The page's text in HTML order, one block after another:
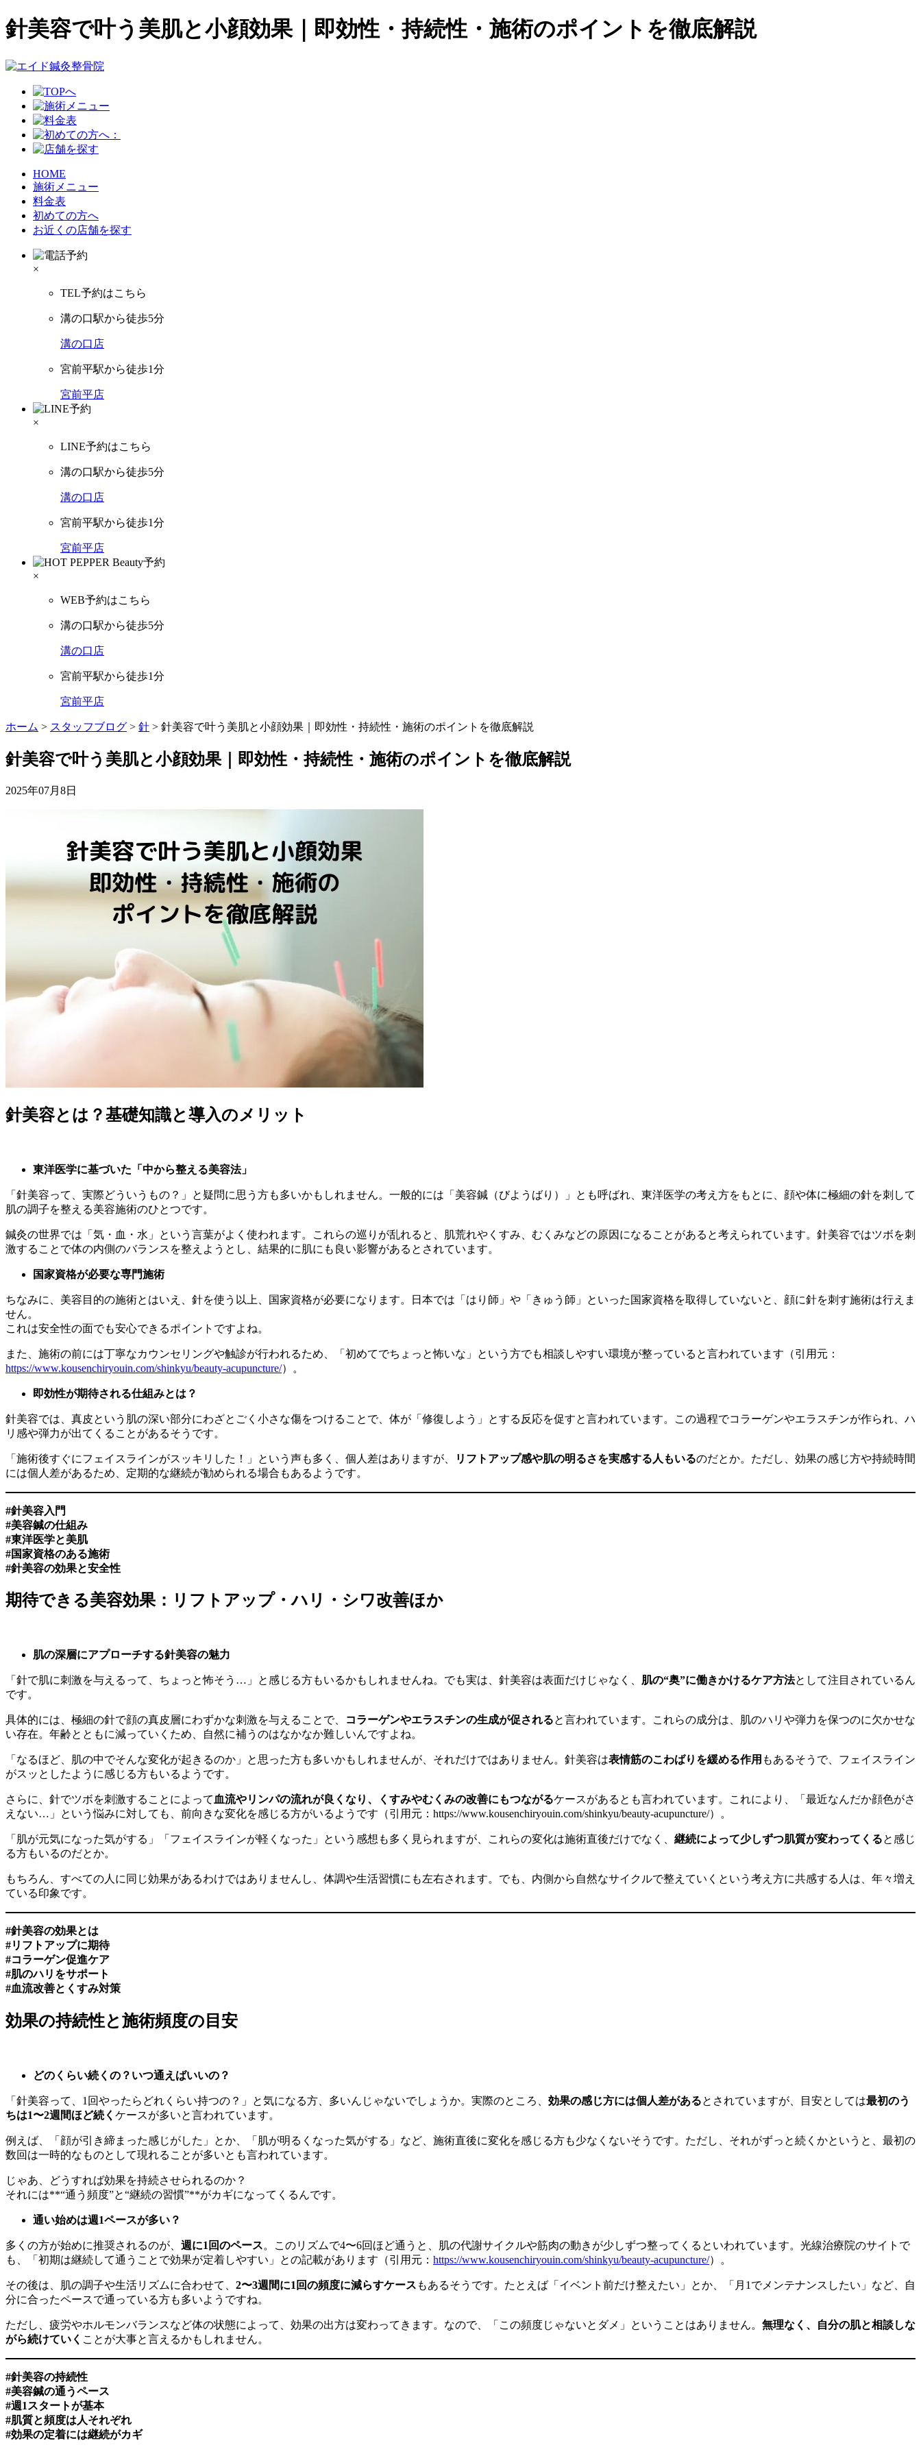
針美容で叶う美肌と小顔効果｜即効性・持続性・施術のポイントを徹底解説
HOME
施術メニュー
料金表
初めての方へ
お近くの店舗を探す
×
TEL予約はこちら
溝の口駅から徒歩5分
溝の口店
宮前平駅から徒歩1分
宮前平店
×
LINE予約はこちら
溝の口駅から徒歩5分
溝の口店
宮前平駅から徒歩1分
宮前平店
×
WEB予約はこちら
溝の口駅から徒歩5分
溝の口店
宮前平駅から徒歩1分
宮前平店
ホーム > スタッフブログ > 針 > 針美容で叶う美肌と小顔効果｜即効性・持続性・施術のポイントを徹底解説
針美容で叶う美肌と小顔効果｜即効性・持続性・施術のポイントを徹底解説
2025年07月8日
針美容とは？基礎知識と導入のメリット
東洋医学に基づいた「中から整える美容法」
「針美容って、実際どういうもの？」と疑問に思う方も多いかもしれません。一般的には「美容鍼（びようばり）」とも呼ばれ、東洋医学の考え方をもとに、顔や体に極細の針を刺して
肌の調子を整える美容施術のひとつです。
鍼灸の世界では「気・血・水」という言葉がよく使われます。これらの巡りが乱れると、肌荒れやくすみ、むくみなどの原因になることがあると考えられています。針美容ではツボを刺
激することで体の内側のバランスを整えようとし、結果的に肌にも良い影響があるとされています。
国家資格が必要な専門施術
ちなみに、美容目的の施術とはいえ、針を使う以上、国家資格が必要になります。日本では「はり師」や「きゅう師」といった国家資格を取得していないと、顔に針を刺す施術は行えま
せん。
これは安全性の面でも安心できるポイントですよね。
また、施術の前には丁寧なカウンセリングや触診が行われるため、「初めてでちょっと怖いな」という方でも相談しやすい環境が整っていると言われています（引用元：
https://www.kousenchiryouin.com/shinkyu/beauty-acupuncture/）。
即効性が期待される仕組みとは？
針美容では、真皮という肌の深い部分にわざとごく小さな傷をつけることで、体が「修復しよう」とする反応を促すと言われています。この過程でコラーゲンやエラスチンが作られ、ハ
リ感や弾力が出てくることがあるそうです。
「施術後すぐにフェイスラインがスッキリした！」という声も多く、個人差はありますが、 リフトアップ感や肌の明るさを実感する人もいるのだとか。ただし、効果の感じ方や持続時間
には個人差があるため、定期的な継続が勧められる場合もあるようです。
#針美容入門
#美容鍼の仕組み
#東洋医学と美肌
#国家資格のある施術
#針美容の効果と安全性
期待できる美容効果：リフトアップ・ハリ・シワ改善ほか
肌の深層にアプローチする針美容の魅力
「針で肌に刺激を与えるって、ちょっと怖そう…」と感じる方もいるかもしれませんね。でも実は、針美容は表面だけじゃなく、 肌の“奥”に働きかけるケア方法として注目されているん
です。
具体的には、極細の針で顔の真皮層にわずかな刺激を与えることで、 コラーゲンやエラスチンの生成が促されると言われています。これらの成分は、肌のハリや弾力を保つのに欠かせな
い存在。年齢とともに減っていくため、自然に補うのはなかなか難しいんですよね。
「なるほど、肌の中でそんな変化が起きるのか」と思った方も多いかもしれませんが、それだけではありません。針美容は表情筋のこわばりを緩める作用 もあるそうで、フェイスライン
がスッとしたように感じる方もいるようです。
さらに、針でツボを刺激することによって 血流やリンパの流れが良くなり、くすみやむくみの改善にもつながるケースがあるとも言われています。これにより、「最近なんだか顔色がさ
えない…」という悩みに対しても、前向きな変化を感じる方がいるようです（引用元： https://www.kousenchiryouin.com/shinkyu/beauty-acupuncture/）。
「肌が元気になった気がする」「フェイスラインが軽くなった」という感想も多く見られますが、これらの変化は施術直後だけでなく、 継続によって少しずつ肌質が変わってくると感じ
る方もいるのだとか。
もちろん、すべての人に同じ効果があるわけではありませんし、体調や生活習慣にも左右されます。でも、内側から自然なサイクルで整えていくという考え方に共感する人は、年々増え
ている印象です。
#針美容の効果とは
#リフトアップに期待
#コラーゲン促進ケア
#肌のハリをサポート
#血流改善とくすみ対策
効果の持続性と施術頻度の目安
どのくらい続くの？いつ通えばいいの？
「針美容って、1回やったらどれくらい持つの？」と気になる方、多いんじゃないでしょうか。実際のところ、 効果の感じ方には個人差があるとされていますが、目安としては最初のう
ちは1〜2週間ほど続く ケースが多いと言われています。
例えば、「顔が引き締まった感じがした」とか、「肌が明るくなった気がする」など、施術直後に変化を感じる方も少なくないそうです。ただし、それがずっと続くかというと、最初の
数回は一時的なものとして現れることが多いとも言われています。
じゃあ、どうすれば効果を持続させられるのか？
それには**“通う頻度”と“継続の習慣”**がカギになってくるんです。
通い始めは週1ペースが多い？
多くの方が始めに推奨されるのが、 週に1回のペース。このリズムで4〜6回ほど通うと、肌の代謝サイクルや筋肉の動きが少しずつ整ってくるといわれています。光線治療院のサイトで
も、「初期は継続して通うことで効果が定着しやすい」との記載があります（引用元： https://www.kousenchiryouin.com/shinkyu/beauty-acupuncture/）。
その後は、肌の調子や生活リズムに合わせて、 2〜3週間に1回の頻度に減らすケース もあるそうです。たとえば「イベント前だけ整えたい」とか、「月1でメンテナンスしたい」など、自
分に合ったペースで通っている方も多いようですね。
ただし、疲労やホルモンバランスなど体の状態によって、効果の出方は変わってきます。なので、「この頻度じゃないとダメ」ということはありません。 無理なく、自分の肌と相談しな
がら続けていく ことが大事と言えるかもしれません。
#針美容の持続性
#美容鍼の通うペース
#週1スタートが基本
#肌質と頻度は人それぞれ
#効果の定着には継続がカギ